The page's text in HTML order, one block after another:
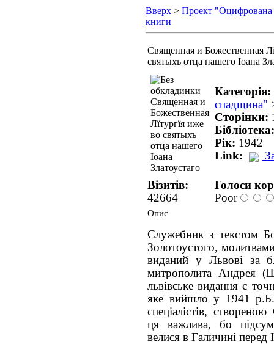
Вверх > Проект
книги
Священная и Божественная
святыхъ отца нашего Іоана
Категорія:
спадщина"
Сторінки:
Рік: 1942
Link:
Візитів:
42664
Голоси
Poor
Опис
Служебник з текстом
Золотоустого,
виданий у Львові за
митрополита Андрея
львівське видання є
яке вийшло у 1941 р.Б.
спеціалістів,
ця важлива, бо
велися в Галичині перед